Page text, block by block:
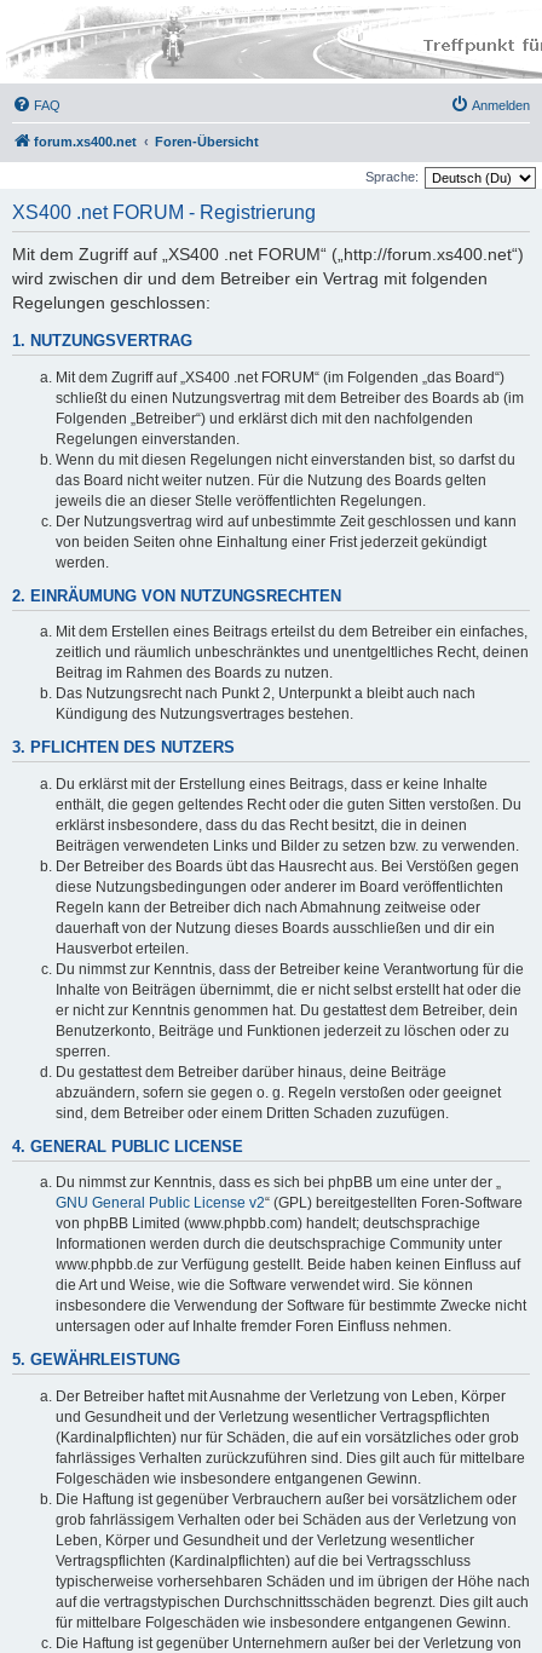
FAQ Anmelden
forum.xs400.net Foren-Übersicht
Sprache:
XS400 .net FORUM - Registrierung
Mit dem Zugriff auf „XS400 .net FORUM“ („http://forum.xs400.net“)
wird zwischen dir und dem Betreiber ein Vertrag mit folgenden
Regelungen geschlossen:
1. NUTZUNGSVERTRAG
Mit dem Zugriff auf „XS400 .net FORUM“ (im Folgenden „das Board“)
schließt du einen Nutzungsvertrag mit dem Betreiber des Boards ab (im
Folgenden „Betreiber“) und erklärst dich mit den nachfolgenden
Regelungen einverstanden.
Wenn du mit diesen Regelungen nicht einverstanden bist, so darfst du
das Board nicht weiter nutzen. Für die Nutzung des Boards gelten
jeweils die an dieser Stelle veröffentlichten Regelungen.
Der Nutzungsvertrag wird auf unbestimmte Zeit geschlossen und kann
von beiden Seiten ohne Einhaltung einer Frist jederzeit gekündigt
werden.
2. EINRÄUMUNG VON NUTZUNGSRECHTEN
Mit dem Erstellen eines Beitrags erteilst du dem Betreiber ein einfaches,
zeitlich und räumlich unbeschränktes und unentgeltliches Recht, deinen
Beitrag im Rahmen des Boards zu nutzen.
Das Nutzungsrecht nach Punkt 2, Unterpunkt a bleibt auch nach
Kündigung des Nutzungsvertrages bestehen.
3. PFLICHTEN DES NUTZERS
Du erklärst mit der Erstellung eines Beitrags, dass er keine Inhalte
enthält, die gegen geltendes Recht oder die guten Sitten verstoßen. Du
erklärst insbesondere, dass du das Recht besitzt, die in deinen
Beiträgen verwendeten Links und Bilder zu setzen bzw. zu verwenden.
Der Betreiber des Boards übt das Hausrecht aus. Bei Verstößen gegen
diese Nutzungsbedingungen oder anderer im Board veröffentlichten
Regeln kann der Betreiber dich nach Abmahnung zeitweise oder
dauerhaft von der Nutzung dieses Boards ausschließen und dir ein
Hausverbot erteilen.
Du nimmst zur Kenntnis, dass der Betreiber keine Verantwortung für die
Inhalte von Beiträgen übernimmt, die er nicht selbst erstellt hat oder die
er nicht zur Kenntnis genommen hat. Du gestattest dem Betreiber, dein
Benutzerkonto, Beiträge und Funktionen jederzeit zu löschen oder zu
sperren.
Du gestattest dem Betreiber darüber hinaus, deine Beiträge
abzuändern, sofern sie gegen o. g. Regeln verstoßen oder geeignet
sind, dem Betreiber oder einem Dritten Schaden zuzufügen.
4. GENERAL PUBLIC LICENSE
Du nimmst zur Kenntnis, dass es sich bei phpBB um eine unter der „
GNU General Public License v2“ (GPL) bereitgestellten Foren-Software
von phpBB Limited (www.phpbb.com) handelt; deutschsprachige
Informationen werden durch die deutschsprachige Community unter
www.phpbb.de zur Verfügung gestellt. Beide haben keinen Einfluss auf
die Art und Weise, wie die Software verwendet wird. Sie können
insbesondere die Verwendung der Software für bestimmte Zwecke nicht
untersagen oder auf Inhalte fremder Foren Einfluss nehmen.
5. GEWÄHRLEISTUNG
Der Betreiber haftet mit Ausnahme der Verletzung von Leben, Körper
und Gesundheit und der Verletzung wesentlicher Vertragspflichten
(Kardinalpflichten) nur für Schäden, die auf ein vorsätzliches oder grob
fahrlässiges Verhalten zurückzuführen sind. Dies gilt auch für mittelbare
Folgeschäden wie insbesondere entgangenen Gewinn.
Die Haftung ist gegenüber Verbrauchern außer bei vorsätzlichem oder
grob fahrlässigem Verhalten oder bei Schäden aus der Verletzung von
Leben, Körper und Gesundheit und der Verletzung wesentlicher
Vertragspflichten (Kardinalpflichten) auf die bei Vertragsschluss
typischerweise vorhersehbaren Schäden und im übrigen der Höhe nach
auf die vertragstypischen Durchschnittsschäden begrenzt. Dies gilt auch
für mittelbare Folgeschäden wie insbesondere entgangenen Gewinn.
Die Haftung ist gegenüber Unternehmern außer bei der Verletzung von